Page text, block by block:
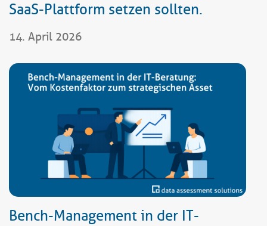
SaaS-Plattform setzen sollten.
14. April 2026
Bench-Management in der IT-